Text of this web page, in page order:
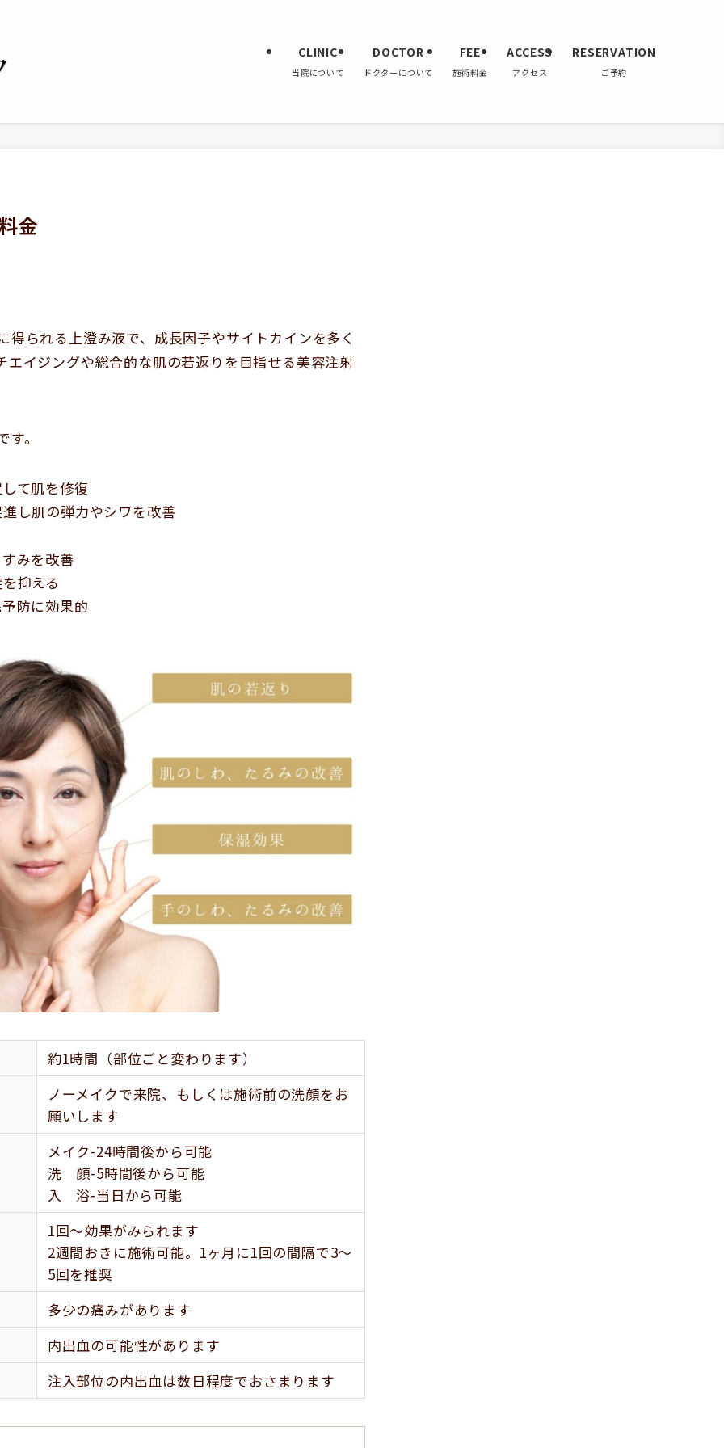
CLINIC
当院について
DOCTOR
ドクターについて
FEE
施術料金
ACCESS
アクセス
RESERVATION
ご予約
金
られる上澄み液で、成長因子やサイトカインを多く
イジングや総合的な肌の若返りを目指せる美容注射
。
て肌を修復
し肌の弾力やシワを改善
みを改善
抑える
防に効果的
約1時間（部位ごと変わります）
ノーメイクで来院、もしくは施術前の洗顔をお
願いします
メイク-24時間後から可能
洗 顔-5時間後から可能
入 浴-当日から可能
1回〜効果がみられます
2週間おきに施術可能。1ヶ月に1回の間隔で3〜
5回を推奨
多少の痛みがあります
内出血の可能性があります
注入部位の内出血は数日程度でおさまります